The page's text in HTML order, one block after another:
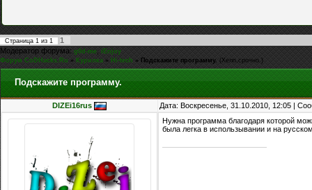
Страница 1 из 1
1
Модератор форума:g0d-me,iEnjoy
Форум CoDHacks.Ru » Курилка » Hi-tech » Подскажите программу. (Хелп,срочно.)
Подскажите программу.
DIZEi16rus Дата: Воскресенье, 31.10.2010, 12:05 |
Нужна программа благодаря которой
была легка в использывании и на